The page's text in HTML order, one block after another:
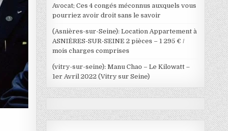
Avocat; Ces 4 congés méconnus auxquels vous
pourriez avoir droit sans le savoir
(Asnières-sur-Seine): Location Appartement à
ASNIÈRES-SUR-SEINE 2 pièces – 1 295 € /
mois charges comprises
(vitry-sur-seine): Manu Chao – Le Kilowatt –
1er Avril 2022 (Vitry sur Seine)